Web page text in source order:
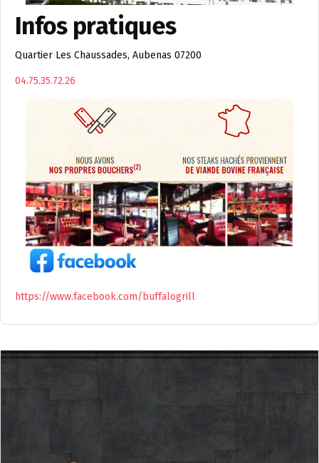
Infos pratiques
Quartier Les Chaussades, Aubenas 07200
04.75.35.72.26
https://www.facebook.com/buffalogrill